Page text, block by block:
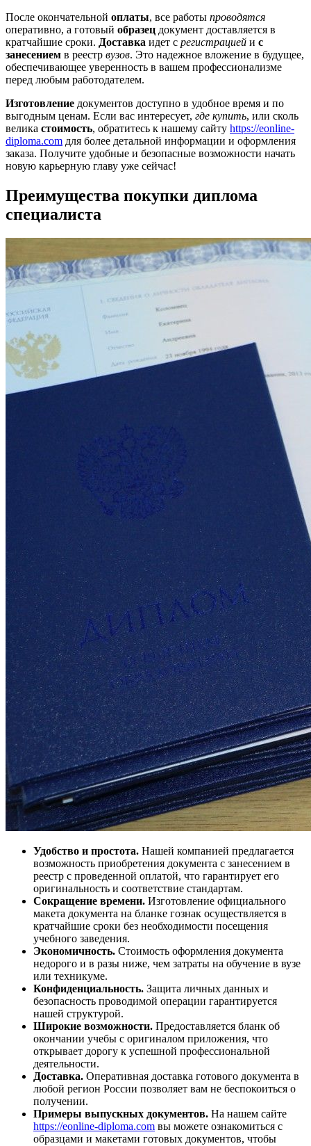
После окончательной оплаты, все работы проводятся
оперативно, а готовый образец документ доставляется в
кратчайшие сроки. Доставка идет с регистрацией и с
занесением в реестр вузов. Это надежное вложение в будущее,
обеспечивающее уверенность в вашем профессионализме
перед любым работодателем.
Изготовление документов доступно в удобное время и по
выгодным ценам. Если вас интересует, где купить, или сколь
велика стоимость, обратитесь к нашему сайту https://eonline-
diploma.com для более детальной информации и оформления
заказа. Получите удобные и безопасные возможности начать
новую карьерную главу уже сейчас!
Преимущества покупки диплома
специалиста
Удобство и простота. Нашей компанией предлагается
возможность приобретения документа с занесением в
реестр с проведенной оплатой, что гарантирует его
оригинальность и соответствие стандартам.
Сокращение времени. Изготовление официального
макета документа на бланке гознак осуществляется в
кратчайшие сроки без необходимости посещения
учебного заведения.
Экономичность. Стоимость оформления документа
недорого и в разы ниже, чем затраты на обучение в вузе
или техникуме.
Конфиденциальность. Защита личных данных и
безопасность проводимой операции гарантируется
нашей структурой.
Широкие возможности. Предоставляется бланк об
окончании учебы с оригиналом приложения, что
открывает дорогу к успешной профессиональной
деятельности.
Доставка. Оперативная доставка готового документа в
любой регион России позволяет вам не беспокоиться о
получении.
Примеры выпускных документов. На нашем сайте
https://eonline-diploma.com вы можете ознакомиться с
образцами и макетами готовых документов, чтобы